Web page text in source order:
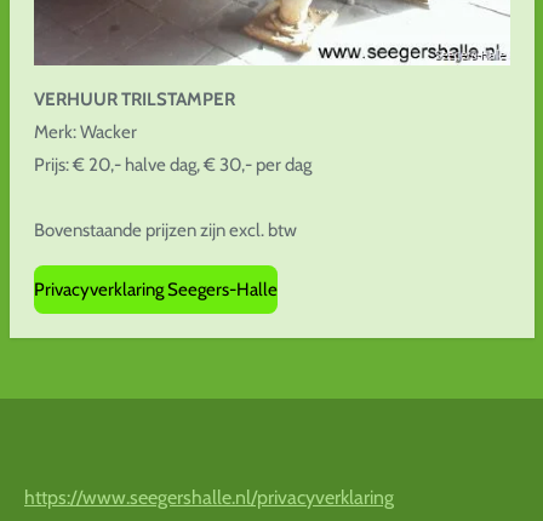
VERHUURTRILSTAMPER
Merk: Wacker
Prijs: € 20,- halve dag, € 30,- per dag
Bovenstaande prijzen zijn excl. btw
Privacyverklaring Seegers-Halle
https://www.seegershalle.nl/privacyverklaring